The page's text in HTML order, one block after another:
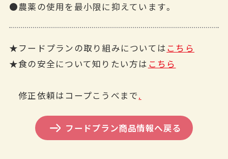
●農薬の使用を最小限に抑えています。
★フードプランの取り組みについては こちら
★食の安全について知りたい方は こちら
修正依頼はコープこうべまで.
フードプラン商品情報へ戻る